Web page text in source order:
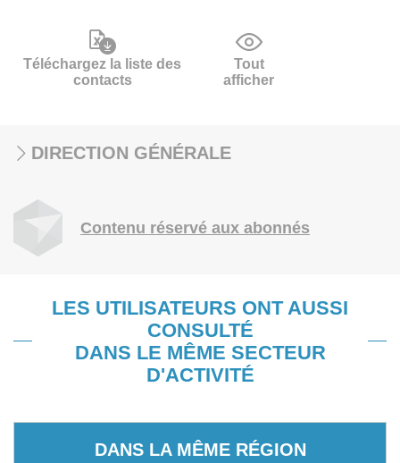
Téléchargez la liste des
contacts
Tout
afficher
DIRECTION GÉNÉRALE
Contenu réservé aux abonnés
LES UTILISATEURS ONT AUSSI
CONSULTÉ
DANS LE MÊME SECTEUR
D'ACTIVITÉ
DANS LA MÊME RÉGION